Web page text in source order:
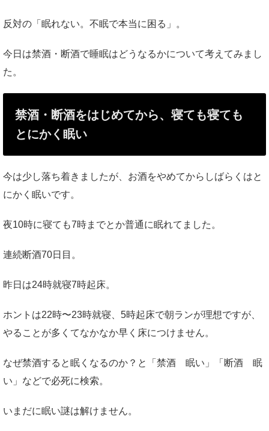
反対の「眠れない。不眠で本当に困る」。
今日は禁酒・断酒で睡眠はどうなるかについて考えてみまし
た。
禁酒・断酒をはじめてから、寝ても寝ても
とにかく眠い
今は少し落ち着きましたが、お酒をやめてからしばらくはと
にかく眠いです。
夜10時に寝ても7時までとか普通に眠れてました。
連続断酒70日目。
昨日は24時就寝7時起床。
ホントは22時〜23時就寝、5時起床で朝ランが理想ですが、
やることが多くてなかなか早く床につけません。
なぜ禁酒すると眠くなるのか？と「禁酒 眠い」「断酒 眠
い」などで必死に検索。
いまだに眠い謎は解けません。